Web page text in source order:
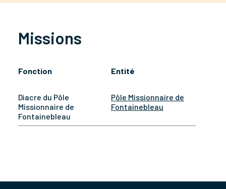
Missions
Fonction Entité
Diacre du Pôle
Missionnaire de
Fontainebleau
Pôle Missionnaire de
Fontainebleau